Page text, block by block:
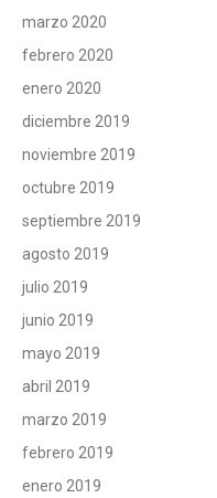
marzo 2020
febrero 2020
enero 2020
diciembre 2019
noviembre 2019
octubre 2019
septiembre 2019
agosto 2019
julio 2019
junio 2019
mayo 2019
abril 2019
marzo 2019
febrero 2019
enero 2019